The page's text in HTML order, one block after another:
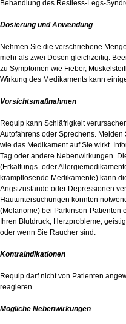
Behandlung des Restless-Legs-
Dosierung und Anwendung
Nehmen Sie die verschriebene
mehr als zwei Dosen gleichzeitig.
zu Symptomen wie Fieber,
Wirkung des Medikaments kann
Vorsichtsmaßnahmen
Requip kann Schläfrigkeit
Autofahrens oder Sprechens.
wie das Medikament auf Sie wirkt.
Tag oder andere Nebenwirkungen.
(Erkältungs- oder
krampflösende Medikamente) kann
Angstzustände oder Depressionen
Hautuntersuchungen könnten
(Melanome) bei Parkinson-Patienten
Ihren Blutdruck, Herzprobleme,
oder wenn Sie Raucher sind.
Kontraindikationen
Requip darf nicht von Patienten
reagieren.
Mögliche Nebenwirkungen